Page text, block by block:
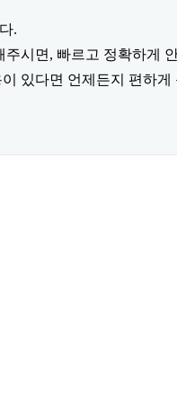
.
시면, 빠르고 정확하게
있다면 언제든지 편하